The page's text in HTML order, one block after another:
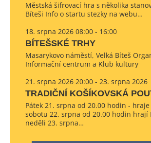
Městská šifrovací hra s několika
Bíteši Info o startu stezky na webu…
18. srpna 2026 08:00 - 16:00
BÍTEŠSKÉ TRHY
Masarykovo náměstí, Velká Bíteš
Informační centrum a Klub kultury
21. srpna 2026 20:00 - 23. srpna 2026
TRADIČNÍ KOŠÍKOVSKÁ
Pátek 21. srpna od 20.00 hodin - hraje
sobotu 22. srpna od 20.00 hodin hrají
neděli 23. srpna…